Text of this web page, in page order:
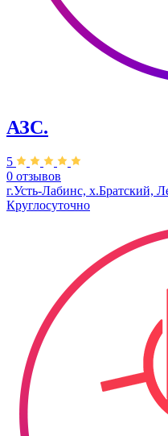
АЗС.
5
0 отзывов
​г.Усть-Лабинс, х.Братский,
Круглосуточно